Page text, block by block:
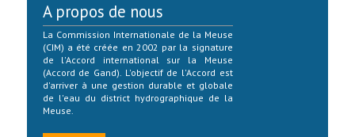
A propos de nous
La Commission Internationale de la Meuse
(CIM) a été créée en 2002 par la signature
de l'Accord international sur la Meuse
(Accord de Gand). L'objectif de l'Accord est
d'arriver à une gestion durable et globale
de l'eau du district hydrographique de la
Meuse.